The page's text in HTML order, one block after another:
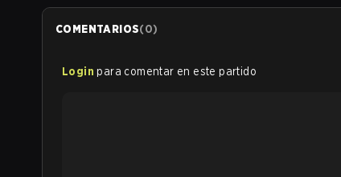
COMENTARIOS(0)
Login para comentar en este partido